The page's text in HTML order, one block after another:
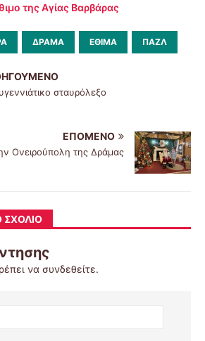
της Αγίας Βαρβάρας
ΔΡΆΜΑ ΈΘΙΜΑ ΠΑΖΛ
σταυρόλεξο
ΕΠΌΜΕΝΟ
Ονειρούπολη της Δράμας
ΣΧΌΛΙΟ
να συνδεθείτε.